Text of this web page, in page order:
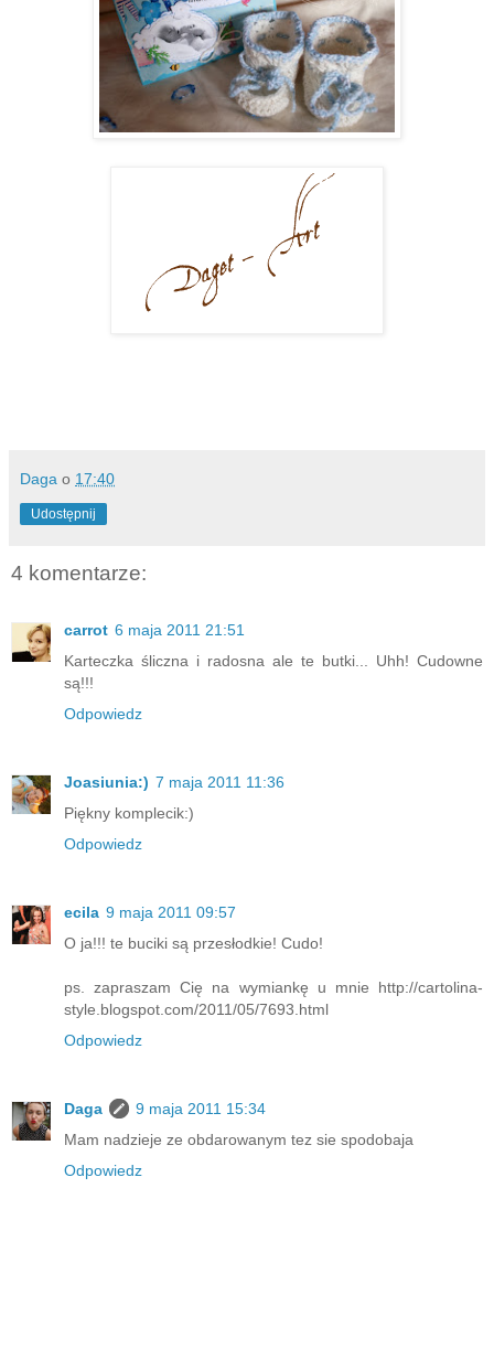
Daga o 17:40
Udostępnij
4 komentarze:
carrot 6 maja 2011 21:51
Karteczka śliczna i radosna ale te butki... Uhh! Cudowne
są!!!
Odpowiedz
Joasiunia:) 7 maja 2011 11:36
Piękny komplecik:)
Odpowiedz
ecila 9 maja 2011 09:57
O ja!!! te buciki są przesłodkie! Cudo!
ps. zapraszam Cię na wymiankę u mnie http://cartolina-
style.blogspot.com/2011/05/7693.html
Odpowiedz
Daga
9 maja 2011 15:34
Mam nadzieje ze obdarowanym tez sie spodobaja
Odpowiedz